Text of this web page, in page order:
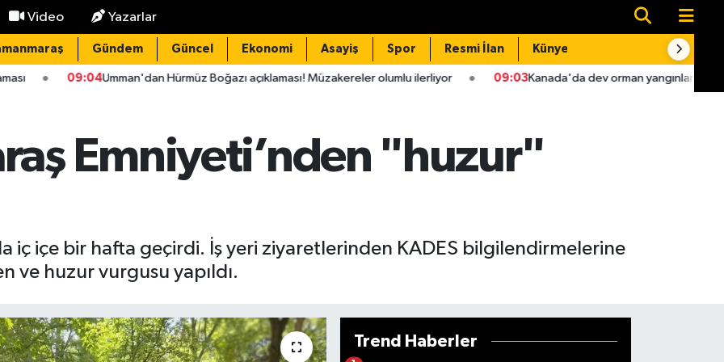
Video Yazarlar
Gündem Güncel Ekonomi Asayiş Spor Resmi İlan Künye
Umman'dan Hürmüz Boğazı açıklaması! Müzakereler olumlu ilerliyor 09:03Kanada'da dev orman yangınları kontrolden çıktı
Emniyeti’nden "huzur"
iç içe bir hafta geçirdi. İş yeri ziyaretlerinden KADES bilgilendirmelerine
ve huzur vurgusu yapıldı.
Trend Haberler